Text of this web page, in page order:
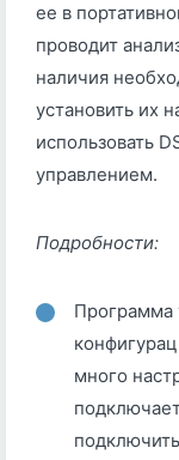
ее в
проводит
наличия
установить их
использовать
управлением.
Подробности:
Программа
много